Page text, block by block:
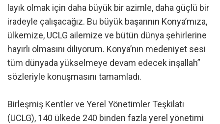
layık olmak için daha büyük bir azimle, daha güçlü bir
iradeyle çalışacağız. Bu büyük başarının Konya’mıza,
ülkemize, UCLG ailemize ve bütün dünya şehirlerine
hayırlı olmasını diliyorum. Konya’nın medeniyet sesi
tüm dünyada yükselmeye devam edecek inşallah”
sözleriyle konuşmasını tamamladı.
Birleşmiş Kentler ve Yerel Yönetimler Teşkilatı
(UCLG), 140 ülkede 240 binden fazla yerel yönetimi